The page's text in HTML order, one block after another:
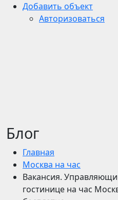
Добавить объект
Авторизоваться
Блог
Главная
Москва на час
Вакансия.
гостинице на час